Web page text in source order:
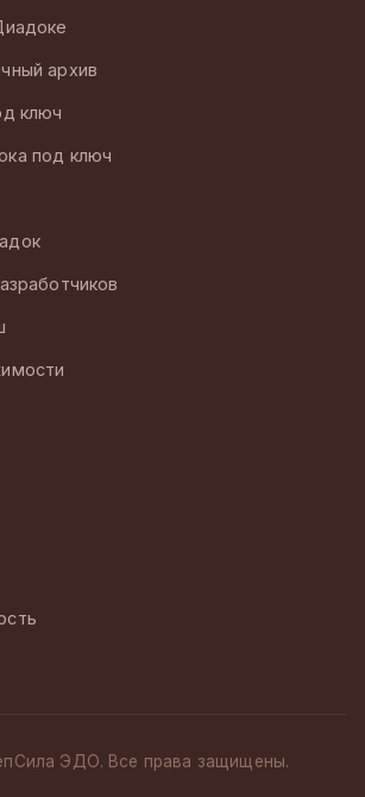
архив
ключ
под ключ
ЭДО. Все права защищены.